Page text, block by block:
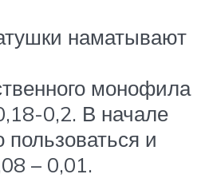
наматывают
монофила
0,2. В начале
и
– 0,01.